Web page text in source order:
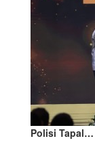
Polisi Tapal…